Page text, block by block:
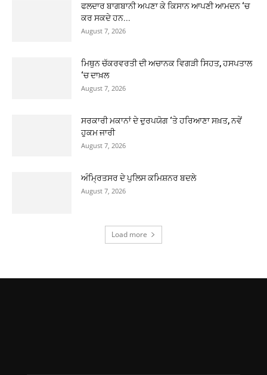
ਫਲਦਾਰ ਬਾਗਬਾਨੀ ਅਪਣਾ ਕੇ ਕਿਸਾਨ ਆਪਣੀ ਆਮਦਨ ‘ਚ
ਕਰ ਸਕਦੇ ਹਨ...
August 7, 2026
ਮਿਥੁਨ ਚੱਕਰਵਰਤੀ ਦੀ ਅਚਾਨਕ ਵਿਗੜੀ ਸਿਹਤ, ਹਸਪਤਾਲ
‘ਚ ਦਾਖ਼ਲ
August 7, 2026
ਸਰਕਾਰੀ ਮਕਾਨਾਂ ਦੇ ਦੁਰਪਯੋਗ ‘ਤੇ ਹਰਿਆਣਾ ਸਖ਼ਤ, ਨਵੇਂ
ਹੁਕਮ ਜਾਰੀ
August 7, 2026
ਅੰਮ੍ਰਿਤਸਰ ਦੇ ਪੁਲਿਸ ਕਮਿਸ਼ਨਰ ਬਦਲੇ
August 7, 2026
Load more